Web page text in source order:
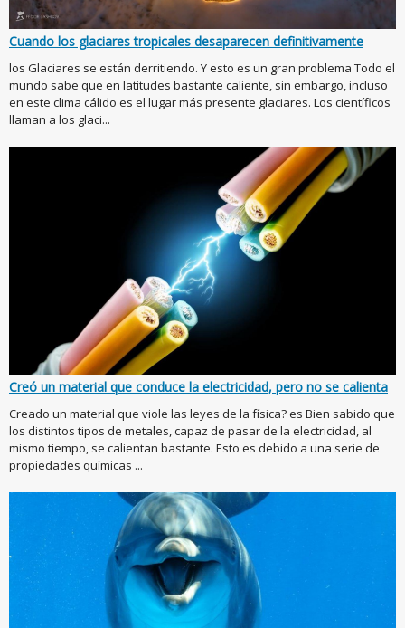
Cuando los glaciares tropicales desaparecen definitivamente
los Glaciares se están derritiendo. Y esto es un gran problema Todo el
mundo sabe que en latitudes bastante caliente, sin embargo, incluso
en este clima cálido es el lugar más presente glaciares. Los científicos
llaman a los glaci...
Creó un material que conduce la electricidad, pero no se calienta
Creado un material que viole las leyes de la física? es Bien sabido que
los distintos tipos de metales, capaz de pasar de la electricidad, al
mismo tiempo, se calientan bastante. Esto es debido a una serie de
propiedades químicas ...